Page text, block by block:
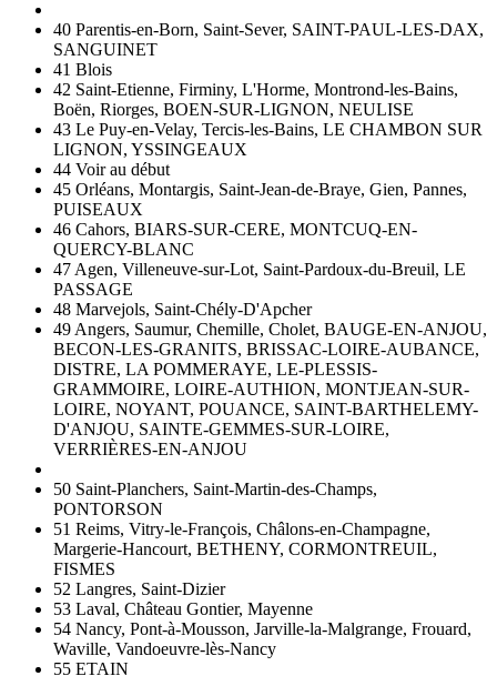
40 Parentis-en-Born, Saint-Sever, SAINT-PAUL-LES-DAX,
SANGUINET
41 Blois
42 Saint-Etienne, Firminy, L'Horme, Montrond-les-Bains,
Boën, Riorges, BOEN-SUR-LIGNON, NEULISE
43 Le Puy-en-Velay, Tercis-les-Bains, LE CHAMBON SUR
LIGNON, YSSINGEAUX
44 Voir au début
45 Orléans, Montargis, Saint-Jean-de-Braye, Gien, Pannes,
PUISEAUX
46 Cahors, BIARS-SUR-CERE, MONTCUQ-EN-
QUERCY-BLANC
47 Agen, Villeneuve-sur-Lot, Saint-Pardoux-du-Breuil, LE
PASSAGE
48 Marvejols, Saint-Chély-D'Apcher
49 Angers, Saumur, Chemille, Cholet, BAUGE-EN-ANJOU,
BECON-LES-GRANITS, BRISSAC-LOIRE-AUBANCE,
DISTRE, LA POMMERAYE, LE-PLESSIS-
GRAMMOIRE, LOIRE-AUTHION, MONTJEAN-SUR-
LOIRE, NOYANT, POUANCE, SAINT-BARTHELEMY-
D'ANJOU, SAINTE-GEMMES-SUR-LOIRE,
VERRIÈRES-EN-ANJOU
50 Saint-Planchers, Saint-Martin-des-Champs,
PONTORSON
51 Reims, Vitry-le-François, Châlons-en-Champagne,
Margerie-Hancourt, BETHENY, CORMONTREUIL,
FISMES
52 Langres, Saint-Dizier
53 Laval, Château Gontier, Mayenne
54 Nancy, Pont-à-Mousson, Jarville-la-Malgrange, Frouard,
Waville, Vandoeuvre-lès-Nancy
55 ETAIN